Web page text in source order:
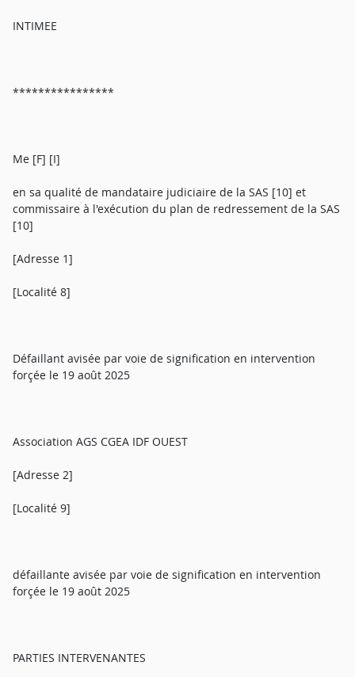
INTIMEE
****************
Me [F] [I]
en sa qualité de mandataire judiciaire de la SAS [10] et
commissaire à l'exécution du plan de redressement de la SAS
[10]
[Adresse 1]
[Localité 8]
Défaillant avisée par voie de signification en intervention
forçée le 19 août 2025
Association AGS CGEA IDF OUEST
[Adresse 2]
[Localité 9]
défaillante avisée par voie de signification en intervention
forçée le 19 août 2025
PARTIES INTERVENANTES